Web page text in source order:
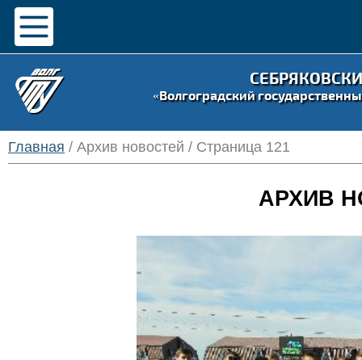
«Волгоградский
Главная / Архив новостей / Страница 121
АРХИВ